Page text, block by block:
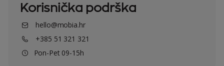
Korisnička podrška
hello@mobia.hr
+385 51 321 321
Pon-Pet 09-15h